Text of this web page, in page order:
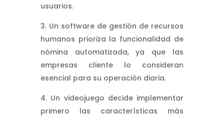
usuarios.
Un software de gestión de recursos
humanos prioriza la funcionalidad de
nómina automatizada, ya que las
empresas cliente lo consideran
esencial para su operación diaria.
Un videojuego decide implementar
primero las características más